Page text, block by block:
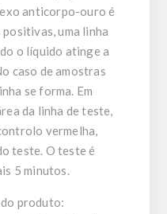
anticorpo-ouro é
uma linha
o líquido atinge a
caso de amostras
se forma. Em
da linha de teste,
vermelha,
teste. O teste é
5 minutos.
produto: